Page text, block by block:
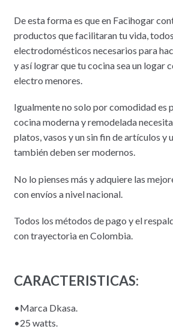
De esta forma es que en Facihogar
productos que facilitaran tu vida,
electrodomésticos necesarios para
y así lograr que tu cocina sea un logar
electro menores.
Igualmente no solo por comodidad es
cocina moderna y remodelada
platos, vasos y un sin fin de artículos y
también deben ser modernos.
No lo pienses más y adquiere las
con envíos a nivel nacional.
Todos los métodos de pago y el
con trayectoria en Colombia.
CARACTERISTICAS:
•Marca Dkasa.
•25 watts.